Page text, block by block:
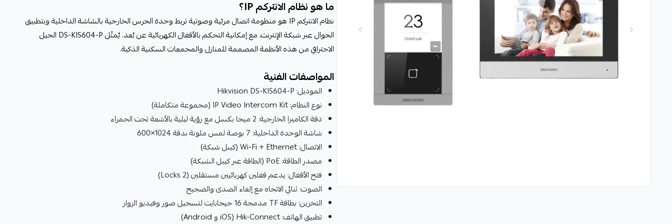
ما هو نظام الانتركم IP؟
نظام الانتركم IP هو منظومة اتصال مرئية وصوتية تربط وحدة الجرس الخارجية بالشاشة الداخلية وبتطبيق
الجوال عبر شبكة الإنترنت، مع إمكانية التحكم بالأقفال الكهربائية عن بُعد. يُمثّل DS-KIS604-P الجيل
الاحترافي من هذه الأنظمة المصممة للمنازل والمجمعات السكنية الذكية.
المواصفات الفنية
الموديل: Hikvision DS-KIS604-P
نوع النظام: IP Video Intercom Kit (مجموعة متكاملة)
دقة الكاميرا الخارجية: 2 ميجا بكسل مع رؤية ليلية بالأشعة تحت الحمراء
شاشة الوحدة الداخلية: 7 بوصة لمس ملونة بدقة 1024×600
الاتصال: Wi-Fi + Ethernet (كيبل شبكة)
مصدر الطاقة: PoE (الطاقة عبر كيبل الشبكة)
فتح الأقفال: يدعم قفلين كهربائيين مستقلين (2 Locks)
الصوت: ثنائي الاتجاه مع إلغاء الصدى والضجيج
التخزين: بطاقة TF مدمجة 16 جيجابايت لتسجيل صور وفيديو الزوار
تطبيق الهاتف: Hik-Connect (iOS و Android)